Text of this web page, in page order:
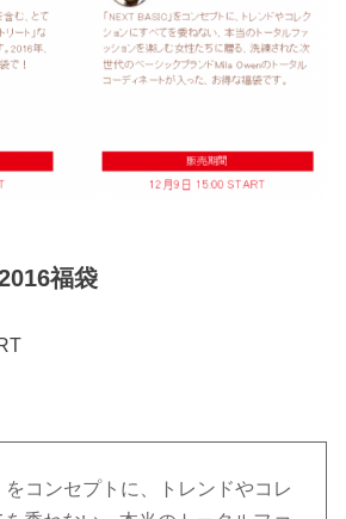
福袋
をコンセプトに、トレンドやコレ